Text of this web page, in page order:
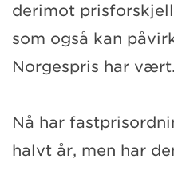
derimot
som også kan
Norgespris har vært.
Nå har
halvt år, men har